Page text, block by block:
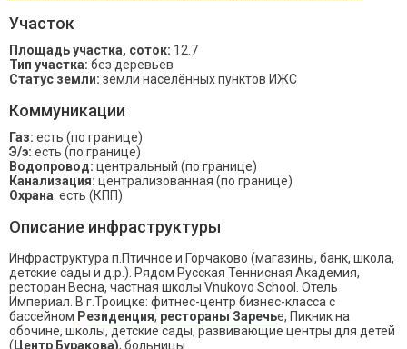
Участок
Площадь участка, соток: 12.7
Тип участка: без деревьев
Статус земли: земли населённых пунктов ИЖС
Коммуникации
Газ: есть (по границе)
Э/э: есть (по границе)
Водопровод: центральный (по границе)
Канализация: централизованная (по границе)
Охрана: есть (КПП)
Описание инфраструктуры
Инфраструктура п.Птичное и Горчаково (магазины, банк, школа,
детские сады и д.р.). Рядом Русская Теннисная Академия,
ресторан Весна, частная школы Vnukovo School. Отель
Империал. В г.Троицке: фитнес-центр бизнес-класса с
бассейном Резиденция, рестораны Заречье, Пикник на
обочине, школы, детские сады, развивающие центры для детей
( Центр Буракова), больницы